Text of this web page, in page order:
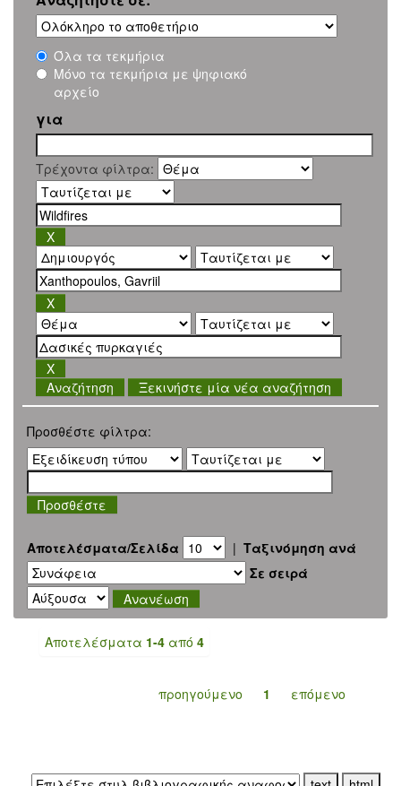
Όλα τα τεκμήρια
Μόνο τα τεκμήρια με ψηφιακό
αρχείο
για
Τρέχοντα φίλτρα:
Ξεκινήστε μία νέα αναζήτηση
Προσθέστε φίλτρα:
Αποτελέσματα/Σελίδα | Ταξινόμηση ανά
Σε σειρά
Αποτελέσματα 1-4 από 4
προηγούμενο 1 επόμενο